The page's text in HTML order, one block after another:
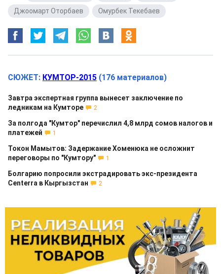
Джоомарт Оторбаев
Омурбек Текебаев
СЮЖЕТ: КУМТОР-2015 (176 материалов)
Завтра экспертная группа вынесет заключение по
ледникам на Кумторе
2
За полгода "Кумтор" перечислил 4,8 млрд сомов налогов и
платежей
1
Токон Мамытов: Задержание Хоменюка не осложнит
переговоры по "Кумтору"
1
Болгарию попросили экстрадировать экс-президента
Centerra в Кыргызстан
2